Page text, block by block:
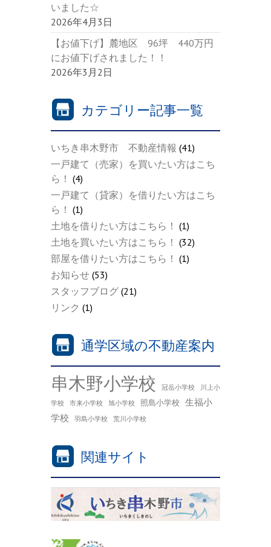
いました☆
2026年4月3日
【お値下げ】麓地区 96坪 440万円
にお値下げされました！！
2026年3月2日
カテゴリー記事一覧
いちき串木野市 不動産情報 (41)
一戸建て（売家）を買いたい方はこち
ら！ (4)
一戸建て（貸家）を借りたい方はこち
ら！ (1)
土地を借りたい方はこちら！ (1)
土地を買いたい方はこちら！ (32)
部屋を借りたい方はこちら！ (1)
お知らせ (53)
スタッフブログ (21)
リンク (1)
通学区域の不動産案内
串木野小学校 冠岳小学校
川上小
学校
市来小学校 旭小学校 照島小学校 生福小
学校
羽島小学校 荒川小学校
関連サイト